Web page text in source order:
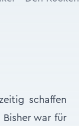
schaffen
war für